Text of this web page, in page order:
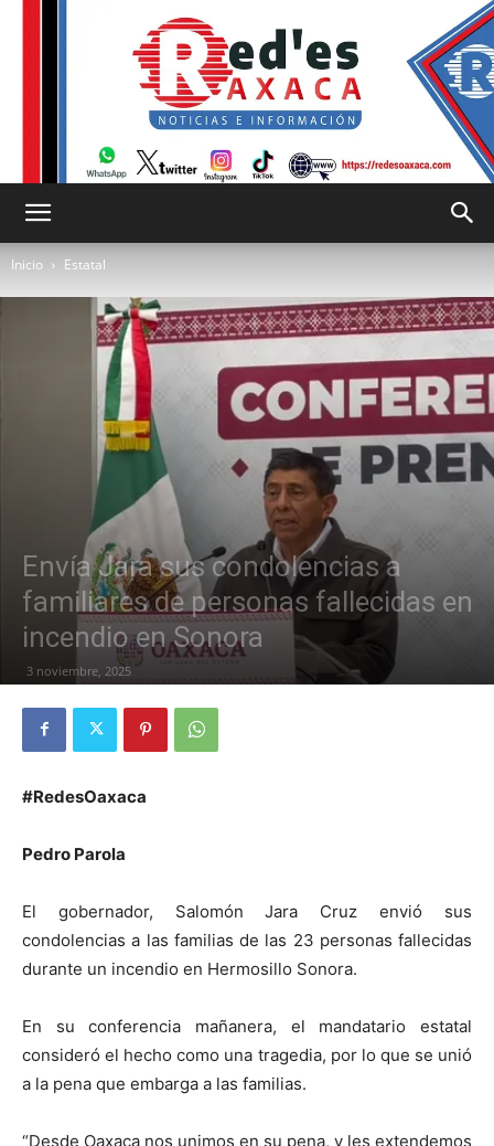
es
Inicio Estatal
Envía Jara sus condolencias a
familiares de personas fallecidas en
incendio en Sonora
3 noviembre, 2025
#RedesOaxaca
Pedro Parola
El gobernador, Salomón Jara Cruz envió sus
condolencias a las familias de las 23 personas fallecidas
durante un incendio en Hermosillo Sonora.
En su conferencia mañanera, el mandatario estatal
consideró el hecho como una tragedia, por lo que se unió
a la pena que embarga a las familias.
“Desde Oaxaca nos unimos en su pena, y les extendemos